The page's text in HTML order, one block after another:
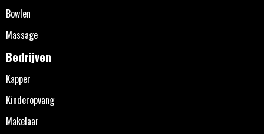
Bowlen
Massage
Bedrijven
Kapper
Kinderopvang
Makelaar